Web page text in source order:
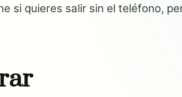
si quieres salir sin el teléfono,